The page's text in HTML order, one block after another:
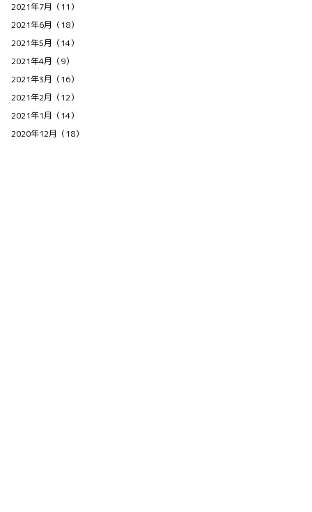
2021年7月（11）
2021年6月（18）
2021年5月（14）
2021年4月（9）
2021年3月（16）
2021年2月（12）
2021年1月（14）
2020年12月（18）